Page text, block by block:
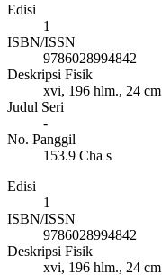
Edisi
1
ISBN/ISSN
9786028994842
Deskripsi Fisik
xvi, 196 hlm., 24 cm
Judul Seri
-
No. Panggil
153.9 Cha s
Edisi
1
ISBN/ISSN
9786028994842
Deskripsi Fisik
xvi, 196 hlm., 24 cm